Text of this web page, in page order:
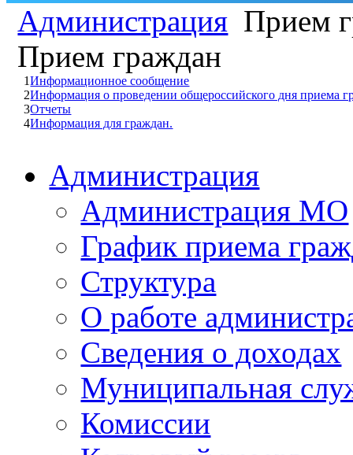
Администрация Прием
Прием граждан
1Информационное сообщение
2Информация о проведении общероссийского дня приема
3Отчеты
4Информация для граждан.
Администрация
Администрация МО
График приема
Структура
О работе
Сведения о доходах
Муниципальная
Комиссии